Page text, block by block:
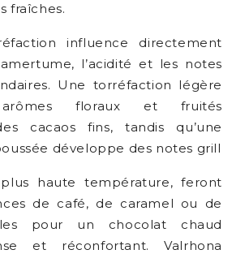
fraîches.
influence directement
l’acidité et les notes
Une torréfaction légère
floraux et fruités
cacaos fins, tandis qu’une
développe des notes grill
haute température, feront
de café, de caramel ou de
pour un chocolat chaud
et réconfortant. Valrhona